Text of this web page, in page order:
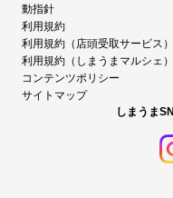
動指針
利用規約
利用規約（店頭受取サービス）
利用規約（しまうまマルシェ）
コンテンツポリシー
サイトマップ
しまうま